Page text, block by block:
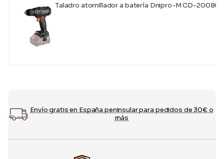
Taladro atornillador a batería Dnipro-M CD-200BC
Envío gratis en España peninsular para pedidos de 30€ o
más